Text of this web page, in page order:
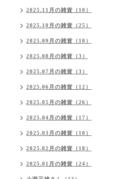
2025.11月の雑貨（10）
2025.10月の雑貨（25）
2025.09月の雑貨（10）
2025.08月の雑貨（3）
2025.07月の雑貨（3）
2025.06月の雑貨（12）
2025.05月の雑貨（26）
2025.04月の雑貨（17）
2025.03月の雑貨（10）
2025.02月の雑貨（18）
2025.01月の雑貨（24）